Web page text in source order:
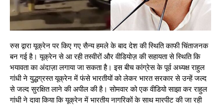
रुस द्वारा यूक्रेन पर किए गए सैन्य हमले के बाद देश की स्थिति काफी चिंताजनक
बन गई है। यूक्रेन से आ रही तस्वीरों और वीडियोज़ की सहायता से स्थिति कि
भयावता का अंदाज़ा लगाया जा सकता है। इस बीच कांग्रेस के पूर्व अध्यक्ष राहुल
गांधी ने युद्धग्रस्त यूक्रेन में फंसे भारतीयों को लेकर भारत सरकार से उन्हें जल्द
से जल्द सुरक्षित लाने की अपील की है। सोमवार को एक वीडियो साझा कर राहुल
गांधी ने दावा किया कि यूक्रेन में भारतीय नागरिकों के साथ मारपीट की जा रही